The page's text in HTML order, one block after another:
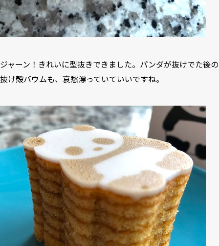
ジャーン！きれいに型抜きできました。パンダが抜けでた後の
抜け殻バウムも、哀愁漂っていていいですね。